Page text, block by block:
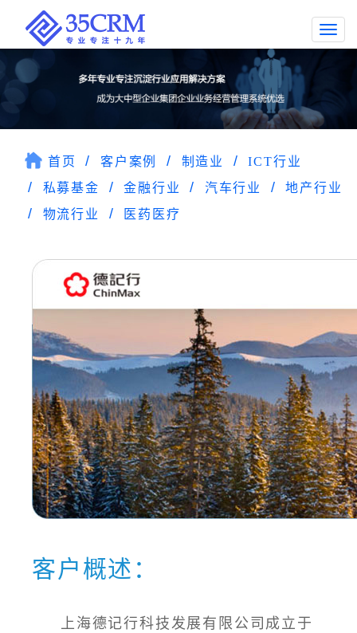
首页 客户案例 制造业
ICT行业
私募基金
金融行业 汽车行业
地产行业
物流行业
医药医疗
客户概述：
上海德记行科技发展有限公司成立于